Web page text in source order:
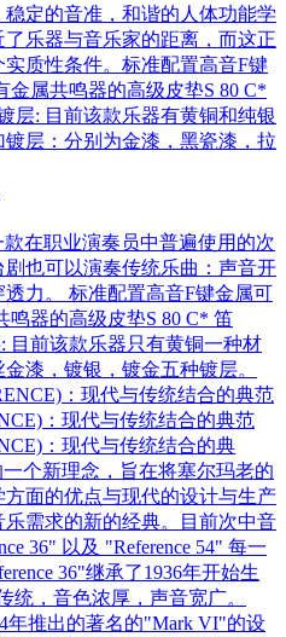
定的音准，和谐的人体功能学
乐器与音乐家的距离，而这正
质性条件。标准配置高音F键
属共鸣器的高级皮垫S 80 C*
层: 目前该款乐器有黄铜和纯银
层：分别为金漆，黑瓷漆，拉
在职业演奏员中普遍使用的次
也可以演奏传统乐曲：声音开
力。 标准配置高音F键金属可
鸣器的高级皮垫S 80 C* 笛
目前该款乐器只有黄铜一种材
漆，镀银，镀金五种镀层。
：现代与传统结合的典范
：现代与传统结合的典
个新理念，旨在将塞尔玛老的
面的优点与现代的设计与生产
需求的新的经典。目前次中音
36" 以及 "Reference 54" 每一
36"继承了1936年开始生
统，音色浓厚，声音宽广。
年推出的著名的"Mark VI"的设